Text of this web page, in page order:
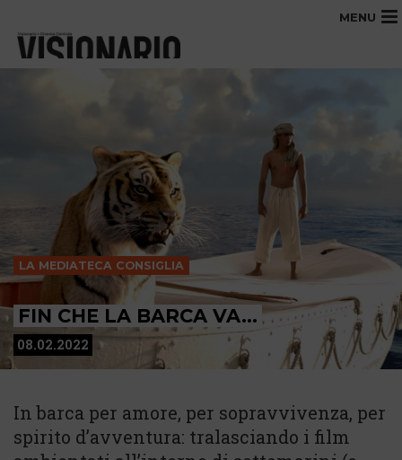
MENU
LA MEDIATECA CONSIGLIA
FIN CHE LA BARCA VA…
08.02.2022
In barca per amore, per sopravvivenza, per
spirito d’avventura: tralasciando i film